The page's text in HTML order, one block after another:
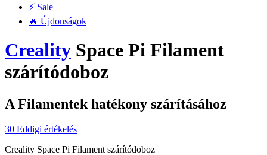
⚡ Sale
🔥 Újdonságok
Creality Space Pi Filament
szárítódoboz
A Filamentek hatékony szárításához
30 Eddigi értékelés
Creality Space Pi Filament szárítódoboz